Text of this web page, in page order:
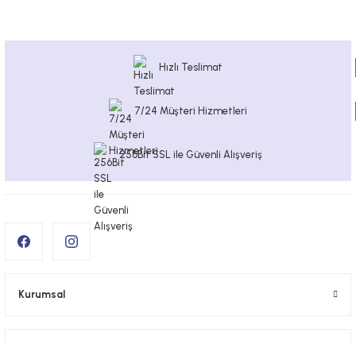
Hızlı Teslimat
7/24 Müşteri Hizmetleri
256Bit SSL ile Güvenli Alışveriş
Kurumsal